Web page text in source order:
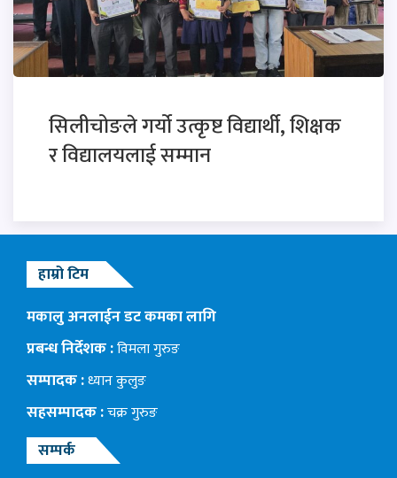
सिलीचोङले गर्यो उत्कृष्ट विद्यार्थी, शिक्षक
र विद्यालयलाई सम्मान
हाम्रो टिम
मकालु अनलाईन डट कमका लागि
प्रबन्ध निर्देशक :विमला गुरुङ
सम्पादक :ध्यान कुलुङ
सहसम्पादक :चक्र गुरुङ
सम्पर्क